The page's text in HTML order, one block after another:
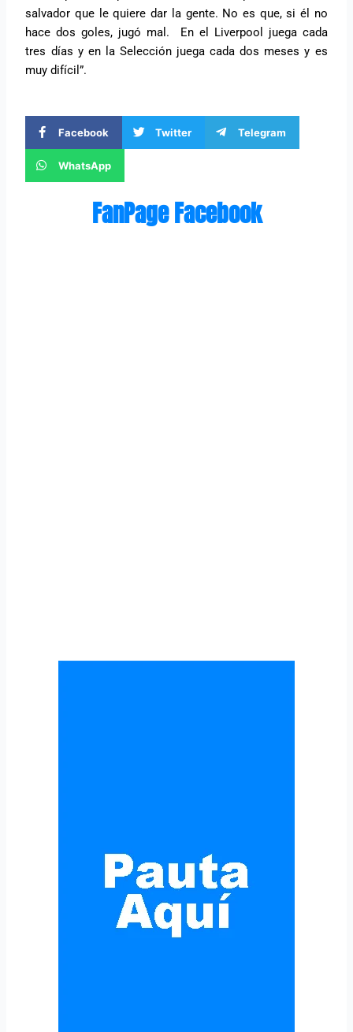
salvador que le quiere dar la gente. No es que, si él no
hace dos goles, jugó mal. En el Liverpool juega cada
tres días y en la Selección juega cada dos meses y es
muy difícil”.
Facebook Twitter Telegram
WhatsApp
FanPage Facebook